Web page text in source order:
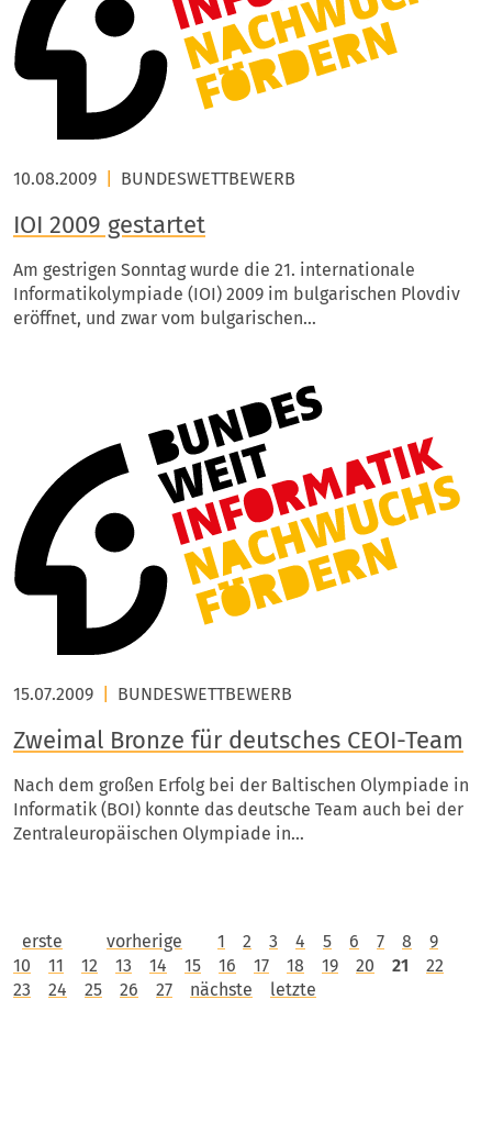
10.08.2009 BUNDESWETTBEWERB
IOI 2009 gestartet
Am gestrigen Sonntag wurde die 21. internationale
Informatikolympiade (IOI) 2009 im bulgarischen Plovdiv
eröffnet, und zwar vom bulgarischen…
15.07.2009 BUNDESWETTBEWERB
Zweimal Bronze für deutsches CEOI-Team
Nach dem großen Erfolg bei der Baltischen Olympiade in
Informatik (BOI) konnte das deutsche Team auch bei der
Zentraleuropäischen Olympiade in…
erste vorherige 1 2 3 4 5 6 7 8
9
10
11 12 13 14 15 16 17 18 19 20 21
22
23
24 25 26 27 nächste letzte